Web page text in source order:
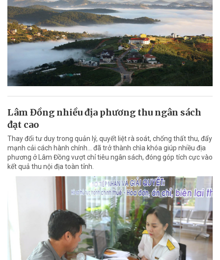
Lâm Đồng nhiều địa phương thu ngân sách
đạt cao
Thay đổi tư duy trong quản lý, quyết liệt rà soát, chống thất thu, đẩy
mạnh cải cách hành chính... đã trở thành chìa khóa giúp nhiều địa
phương ở Lâm Đồng vượt chỉ tiêu ngân sách, đóng góp tích cực vào
kết quả thu nội địa toàn tỉnh.